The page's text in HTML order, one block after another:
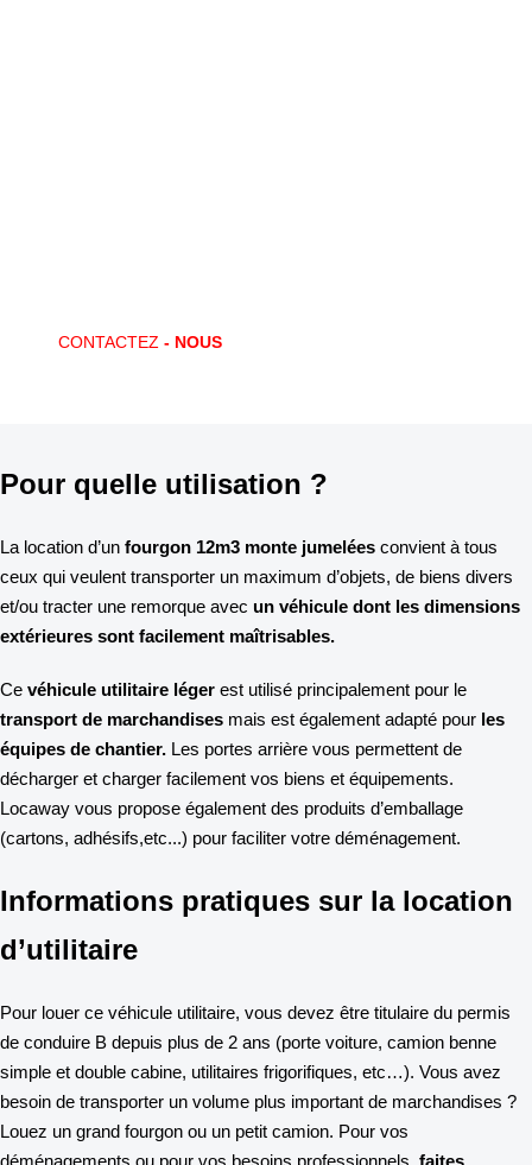
CONTACTEZ - NOUS
Pour quelle utilisation ?
La location d’un fourgon 12m3 monte jumelées convient à tous
ceux qui veulent transporter un maximum d’objets, de biens divers
et/ou tracter une remorque avec un véhicule dont les dimensions
extérieures sont facilement maîtrisables.
Ce véhicule utilitaire léger est utilisé principalement pour le
transport de marchandises mais est également adapté pour les
équipes de chantier. Les portes arrière vous permettent de
décharger et charger facilement vos biens et équipements.
Locaway vous propose également des produits d’emballage
(cartons, adhésifs,etc...) pour faciliter votre déménagement.
Informations pratiques sur la location
d’utilitaire
Pour louer ce véhicule utilitaire, vous devez être titulaire du permis
de conduire B depuis plus de 2 ans (porte voiture, camion benne
simple et double cabine, utilitaires frigorifiques, etc…). Vous avez
besoin de transporter un volume plus important de marchandises ?
Louez un grand fourgon ou un petit camion. Pour vos
déménagements ou pour vos besoins professionnels, faites